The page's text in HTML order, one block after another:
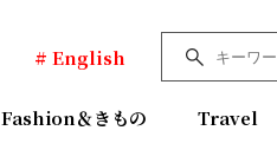
# English
Fashion＆きもの Travel